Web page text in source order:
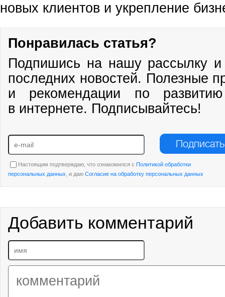
новых клиентов и укрепление
Понравилась статья?
Подпишись на нашу рассылку и
последних новостей. Полезные
и рекомендации по
в интернете. Подписывайтесь!
Настоящим подтверждаю, что ознакомился с Политикой обработки
персональных данных , и даю Согласие на обработку персональных данных
Добавить комментарий